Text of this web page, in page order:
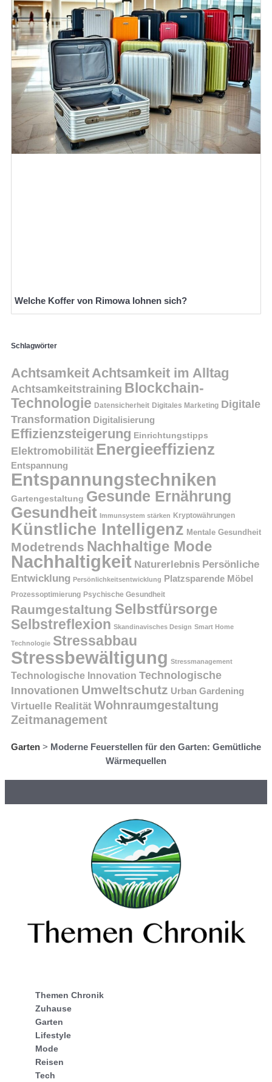
Welche Koffer von Rimowa lohnen sich?
Schlagwörter
Achtsamkeit Achtsamkeit im Alltag
Achtsamkeitstraining Blockchain-
Technologie Datensicherheit Digitales Marketing Digitale
Transformation Digitalisierung
Effizienzsteigerung Einrichtungstipps
Elektromobilität Energieeffizienz
Entspannung
Entspannungstechniken
Gartengestaltung Gesunde Ernährung
Gesundheit Immunsystem stärken Kryptowährungen
Künstliche Intelligenz Mentale Gesundheit
Modetrends Nachhaltige Mode
Nachhaltigkeit Naturerlebnis Persönliche
Entwicklung Persönlichkeitsentwicklung Platzsparende Möbel
Prozessoptimierung Psychische Gesundheit
Raumgestaltung Selbstfürsorge
Selbstreflexion Skandinavisches Design Smart Home
Technologie Stressabbau
Stressbewältigung Stressmanagement
Technologische Innovation Technologische
Innovationen Umweltschutz Urban Gardening
Virtuelle Realität Wohnraumgestaltung
Zeitmanagement
Garten > Moderne Feuerstellen für den Garten: Gemütliche
Wärmequellen
Themen Chronik
Zuhause
Garten
Lifestyle
Mode
Reisen
Tech